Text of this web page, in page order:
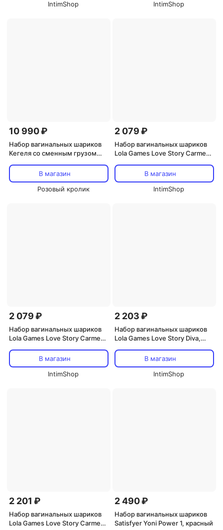
IntimShop IntimShop
10 990 ₽
Набор вагинальных шариков
Кегеля со сменным грузом
В магазин
Розовый кролик
2 079 ₽
Набор вагинальных шариков
Lola Games Love Story Carmen,
В магазин
IntimShop
2 079 ₽
Набор вагинальных шариков
Lola Games Love Story Carmen,
В магазин
IntimShop
2 203 ₽
Набор вагинальных шариков
Lola Games Love Story Diva,
В магазин
IntimShop
2 201 ₽
Набор вагинальных шариков
Lola Games Love Story Carmen,
2 490 ₽
Набор вагинальных шариков
Satisfyer Yoni Power 1, красный